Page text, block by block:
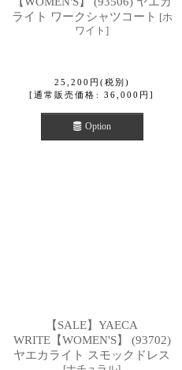
ライト ワークシャツコート [ホ
ワイト ]
25,200 円 (税別)
[通常販売価格 : 36,000 円 ]
Option
【SALE】YAECA
WRITE【WOMEN'S】 (93702)
ヤエカライト スモックドレス